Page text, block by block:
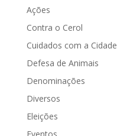
Ações
Contra o Cerol
Cuidados com a Cidade
Defesa de Animais
Denominações
Diversos
Eleições